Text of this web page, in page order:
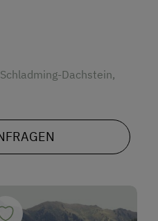
Dachstein,